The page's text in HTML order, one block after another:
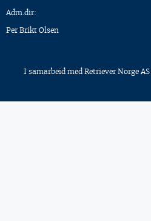
Adm.dir:
Per Brikt Olsen
I samarbeid med Retriever Norge AS